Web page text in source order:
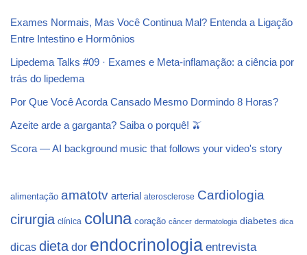
Exames Normais, Mas Você Continua Mal? Entenda a Ligação
Entre Intestino e Hormônios
Lipedema Talks #09 · Exames e Meta-inflamação: a ciência por
trás do lipedema
Por Que Você Acorda Cansado Mesmo Dormindo 8 Horas?
Azeite arde a garganta? Saiba o porquê! 🫒
Scora — AI background music that follows your video's story
alimentação amatotv arterial aterosclerose Cardiologia
cirurgia clínica coluna coração câncer dermatologia diabetes dica
dicas dieta dor endocrinologia entrevista